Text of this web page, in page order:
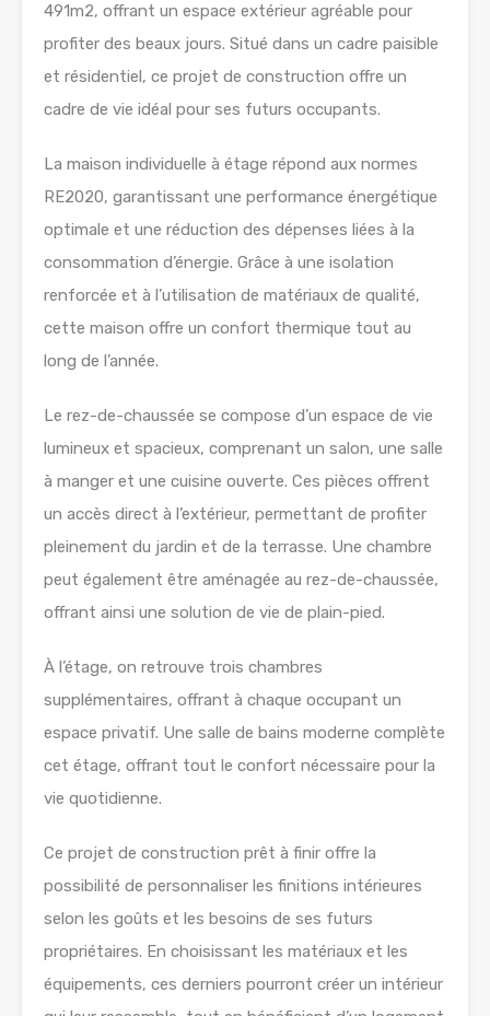
491m2, offrant un espace extérieur agréable pour
profiter des beaux jours. Situé dans un cadre paisible
et résidentiel, ce projet de construction offre un
cadre de vie idéal pour ses futurs occupants.
La maison individuelle à étage répond aux normes
RE2020, garantissant une performance énergétique
optimale et une réduction des dépenses liées à la
consommation d’énergie. Grâce à une isolation
renforcée et à l’utilisation de matériaux de qualité,
cette maison offre un confort thermique tout au
long de l’année.
Le rez-de-chaussée se compose d’un espace de vie
lumineux et spacieux, comprenant un salon, une salle
à manger et une cuisine ouverte. Ces pièces offrent
un accès direct à l’extérieur, permettant de profiter
pleinement du jardin et de la terrasse. Une chambre
peut également être aménagée au rez-de-chaussée,
offrant ainsi une solution de vie de plain-pied.
À l’étage, on retrouve trois chambres
supplémentaires, offrant à chaque occupant un
espace privatif. Une salle de bains moderne complète
cet étage, offrant tout le confort nécessaire pour la
vie quotidienne.
Ce projet de construction prêt à finir offre la
possibilité de personnaliser les finitions intérieures
selon les goûts et les besoins de ses futurs
propriétaires. En choisissant les matériaux et les
équipements, ces derniers pourront créer un intérieur